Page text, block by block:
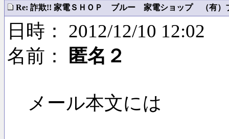
Re: 詐欺!! 家電ＳＨＯＰ ブルー 家電ショップ （有）
日時： 2012/12/10 12:02
名前：
匿名２
メール本文には